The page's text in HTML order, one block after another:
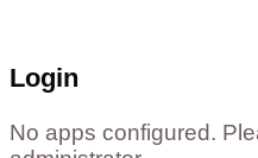
Login
No apps configured.